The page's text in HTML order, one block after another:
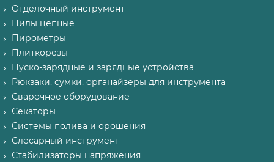
Отделочный инструмент
Пилы цепные
Пирометры
Плиткорезы
Пуско-зарядные и зарядные устройства
Рюкзаки, сумки, органайзеры для инструмента
Сварочное оборудование
Секаторы
Системы полива и орошения
Слесарный инструмент
Стабилизаторы напряжения